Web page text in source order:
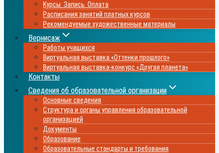
Курсы. Запись. Оплата
Расписания занятий платных курсов
Рекомендуемые художественные материалы
Вернисаж
Работы учащихся
Виртуальная выставка «Оттенки прошлого»
Виртуальная выставка-конкурс «Другая планета»
Контакты
Сведения об образовательной организации
Основные сведения
Структура и органы управления образовательной
организацией
Документы
Образование
Образовательные стандарты и требования